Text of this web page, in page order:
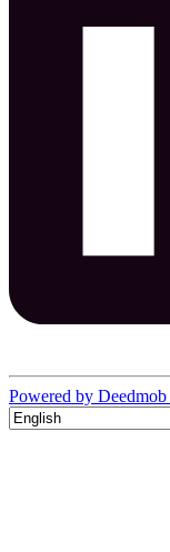
Powered by